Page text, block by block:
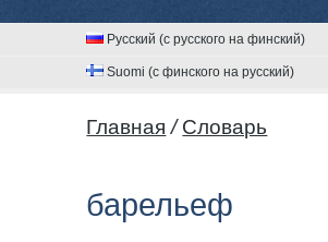
Русский (с русского на финский)
Suomi (с финского на русский)
Главная / Cловарь
барельеф